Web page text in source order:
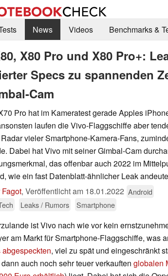
News Videos Benchmarks &
X80 Pro und X80 Pro+:
Specs zu spannenden
Cam
Pro hat im Kameratest gerade Apples
laufen die Vivo-Flaggschiffe aber
vieler Smartphone-Kamera-Fans,
Dabei hat Vivo mit seiner Gimbal-Cam
das offenbar auch 2022 im
wie ein fast Datenblatt-ähnlicher Leak
, Veröffentlicht am 18.01.2022 Android
Leaks / Rumors Smartphone
ist Vivo nach wie vor kein
am Markt für Smartphone-Flaggschiffe, was
abgespeckten, viel zu spät und eingeschränkt
auch noch sehr teuer verkauften globalen